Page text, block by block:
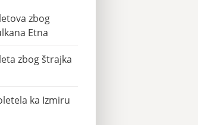
zbog
Etna
zbog štrajka
ka Izmiru